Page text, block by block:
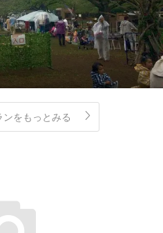
をもっとみる